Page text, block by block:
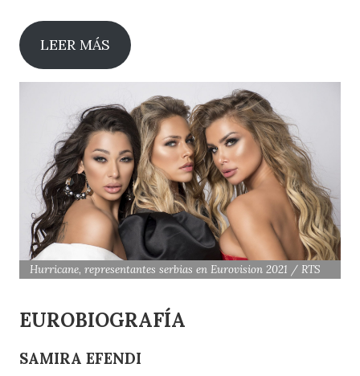
LEER MÁS
Hurricane, representantes serbias en Eurovision 2021 / RTS
EUROBIOGRAFÍA
SAMIRA EFENDI